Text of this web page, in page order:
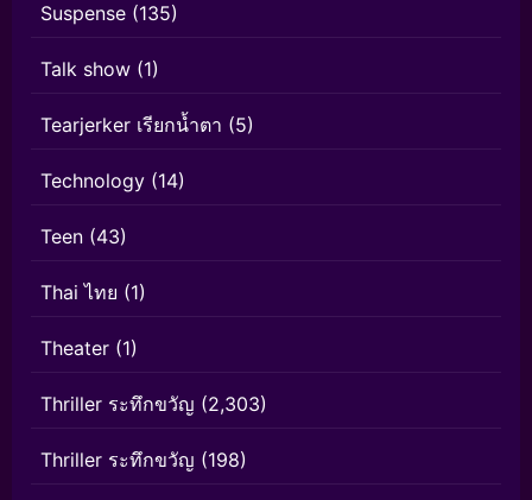
Suspense (135)
Talk show (1)
Tearjerker เรียกน้ำตา (5)
Technology (14)
Teen (43)
Thai ไทย (1)
Theater (1)
Thriller ระทึกขวัญ (2,303)
Thriller ระทึกขวัญ (198)